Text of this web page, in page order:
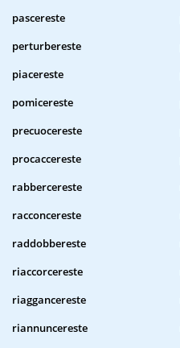
pascereste
perturbereste
piacereste
pomicereste
precuocereste
procaccereste
rabbercereste
racconcereste
raddobbereste
riaccorcereste
riaggancereste
riannuncereste